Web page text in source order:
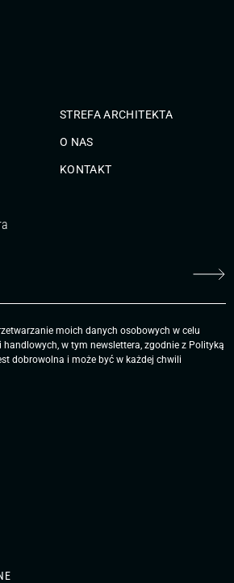
STREFA ARCHITEKTA
O NAS
KONTAKT
moich danych osobowych w celu
handlowych, w tym newslettera, zgodnie z Polityką
dobrowolna i może być w każdej chwili